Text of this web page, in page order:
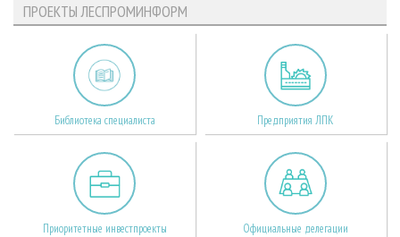
ПРОЕКТЫ ЛЕСПРОМИНФОРМ
Библиотека специалиста Предприятия ЛПК
Приоритетные инвестпроекты Официальные делегации